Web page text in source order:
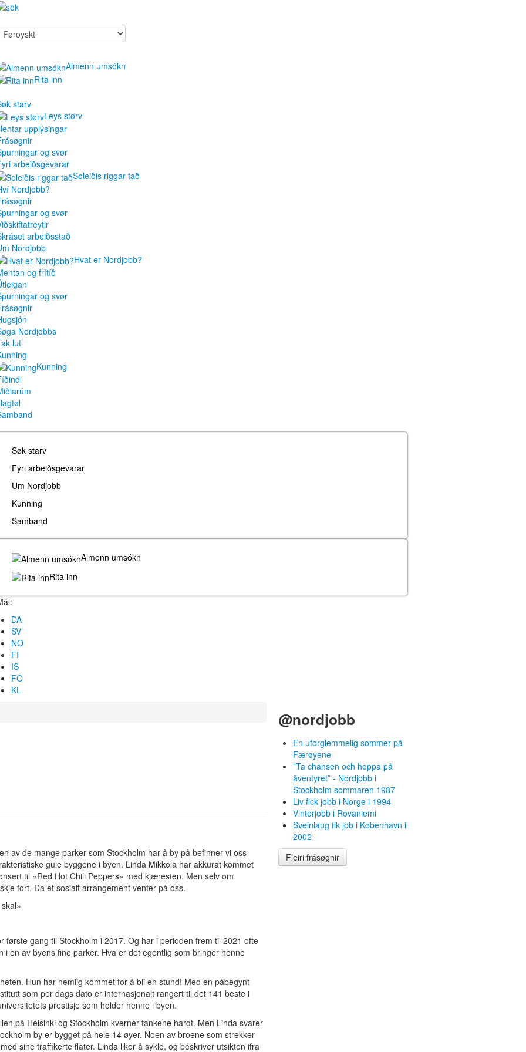
Almenn umsókn
Rita inn
starv
Leys størv
upplýsingar
og svør
arbeiðsgevarar
Soleiðis riggar tað
Nordjobb?
og svør
arbeiðsstað
Nordjobb
Hvat er Nordjobb?
og frítíð
og svør
Nordjobbs
lut
Kunning
Søk starv
Fyri arbeiðsgevarar
Um Nordjobb
Kunning
Samband
Almenn umsókn
Rita inn
DA
SV
NO
FI
IS
FO
KL
av de mange parker som Stockholm har å by på befinner vi oss
gule byggene i byen. Linda Mikkola har akkurat kommet
til «Red Hot Chili Peppers» med kjæresten. Men selv om
fort. Da et sosialt arrangement venter på oss.
første gang til Stockholm i 2017. Og har i perioden frem til 2021 ofte
i en av byens fine parker. Hva er det egentlig som bringer henne
Hun har nemlig kommet for å bli en stund! Med en påbegynt
som per dags dato er internasjonalt rangert til det 141 beste i
prestisje som holder henne i byen.
på Helsinki og Stockholm kverner tankene hardt. Men Linda svarer
by er bygget på hele 14 øyer. Noen av broene som strekker
sine traffikerte flater. Linda liker å sykle, og beskriver utsikten ifra
@nordjobb
En uforglemmelig sommer på
Færøyene
”Ta chansen och hoppa på
äventyret” - Nordjobb i
Stockholm sommaren 1987
Liv fick jobb i Norge i 1994
Vinterjobb i Rovaniemi
Sveinlaug fik job i København i
2002
Fleiri frásøgnir